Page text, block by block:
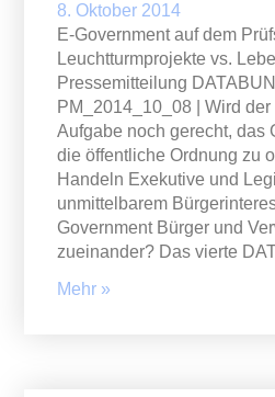
8. Oktober 2014
E-Government auf dem
Leuchtturmprojekte vs.
Pressemitteilung
PM_2014_10_08 | Wird
Aufgabe noch gerecht, das
die öffentliche Ordnung zu
Handeln Exekutive und
unmittelbarem
Government Bürger und
zueinander? Das vierte
Mehr »